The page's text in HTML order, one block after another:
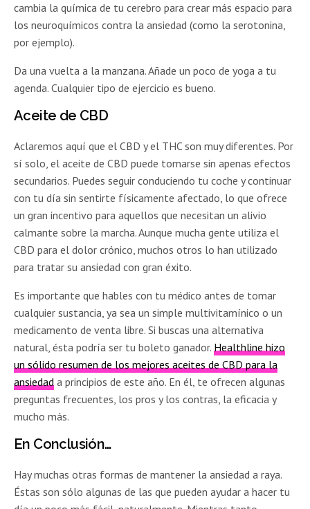
cambia la química de tu cerebro para crear más espacio para
los neuroquímicos contra la ansiedad (como la serotonina,
por ejemplo).
Da una vuelta a la manzana. Añade un poco de yoga a tu
agenda. Cualquier tipo de ejercicio es bueno.
Aceite de CBD
Aclaremos aquí que el CBD y el THC son muy diferentes. Por
sí solo, el aceite de CBD puede tomarse sin apenas efectos
secundarios. Puedes seguir conduciendo tu coche y continuar
con tu día sin sentirte físicamente afectado, lo que ofrece
un gran incentivo para aquellos que necesitan un alivio
calmante sobre la marcha. Aunque mucha gente utiliza el
CBD para el dolor crónico, muchos otros lo han utilizado
para tratar su ansiedad con gran éxito.
Es importante que hables con tu médico antes de tomar
cualquier sustancia, ya sea un simple multivitamínico o un
medicamento de venta libre. Si buscas una alternativa
natural, ésta podría ser tu boleto ganador.Healthline hizo
un sólido resumen de los mejores aceites de CBD para la
ansiedad a principios de este año. En él, te ofrecen algunas
preguntas frecuentes, los pros y los contras, la eficacia y
mucho más.
En Conclusión…
Hay muchas otras formas de mantener la ansiedad a raya.
Éstas son sólo algunas de las que pueden ayudar a hacer tu